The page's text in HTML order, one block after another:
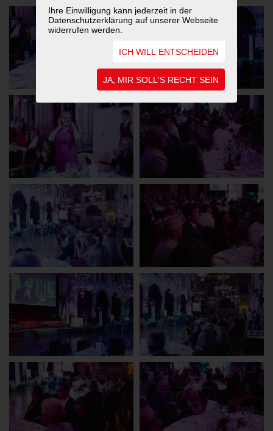
Ihre Einwilligung kann jederzeit in der
Datenschutzerklärung auf unserer Webseite
widerrufen werden.
ICH WILL ENTSCHEIDEN
JA, MIR SOLL'S RECHT SEIN